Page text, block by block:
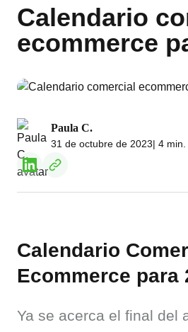
Calendario
ecommerce
Paula C.
31 de octubre de 2023| 4 min.
Calendario
Ecommerce para
Ya se acerca el final del